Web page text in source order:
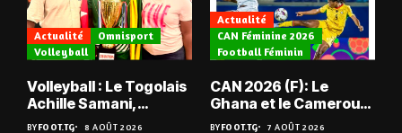
Actualité
Omnisport
Volleyball
Volleyball : Le Togolais
Achille Samani,
champion du Bénin !
BYFOOT.TG 8 AOÛT 2026
Actualité
CAN Féminine 2026
Football Féminin
CAN 2026 (F): Le
Ghana et le Cameroun
en quarts
BYFOOT.TG 7 AOÛT 2026